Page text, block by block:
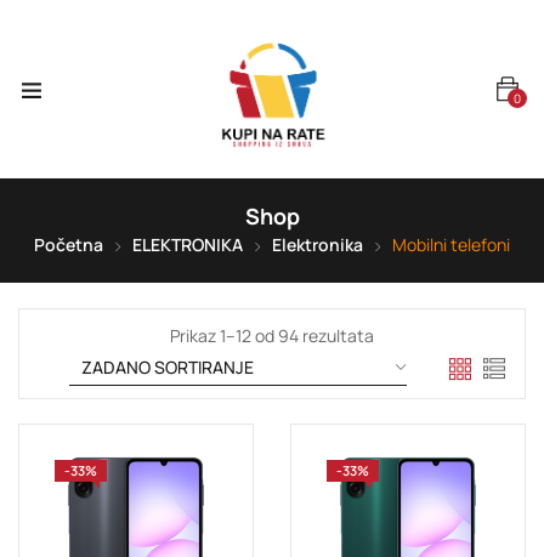
0
Shop
Početna ELEKTRONIKA Elektronika Mobilni telefoni
Prikaz 1–12 od 94 rezultata
-33% -33%